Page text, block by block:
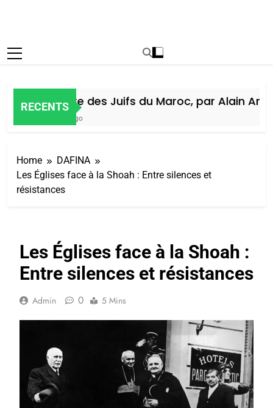
RECENTS
Histoire des Juifs du Maroc, par Alain Amiel
Home
DAFINA
Les Églises face à la Shoah : Entre silences et
résistances
Les Églises face à la Shoah :
Entre silences et résistances
Admin 0 5 Mins